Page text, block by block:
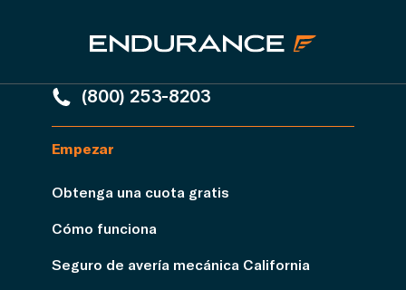
(800) 253-8203
Empezar
Obtenga una cuota gratis
Cómo funciona
Seguro de avería mecánica California